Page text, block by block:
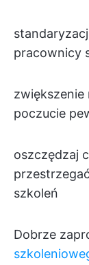
pracownicy
poczucie
oszczędzaj
szkoleń
Dobrze